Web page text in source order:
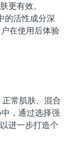
更有效。
的活性成分深
在使用后体验
正常肌肤、混合
，通过选择强
进一步打造个
预计送达日期